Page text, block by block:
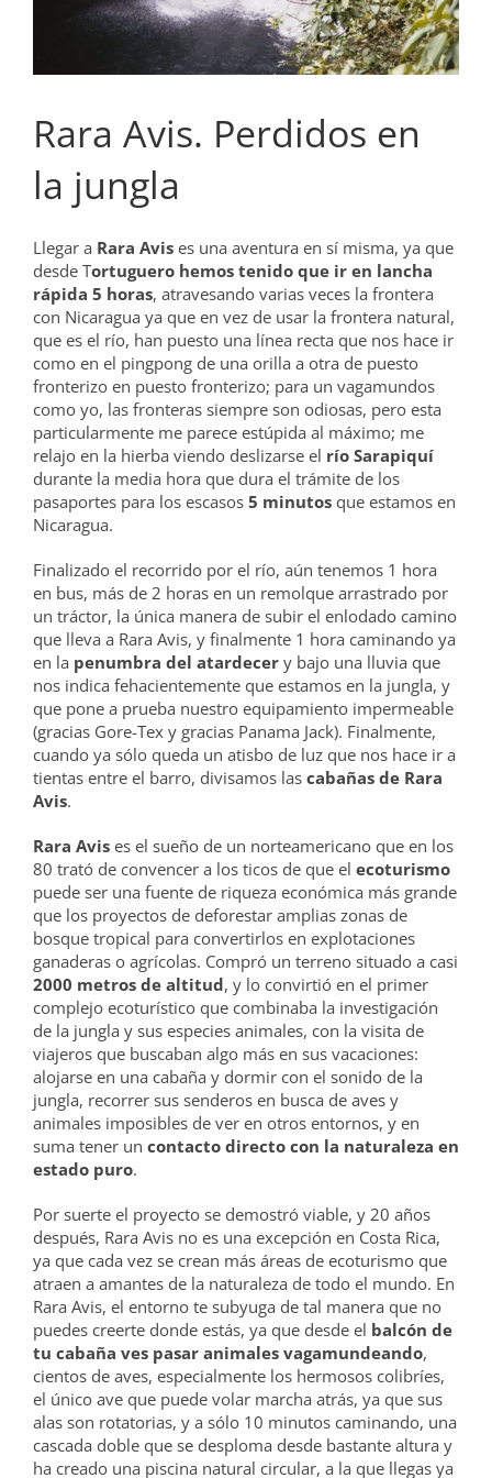
Rara Avis. Perdidos en
la jungla
Llegar a Rara Avis es una aventura en sí misma, ya que
desde Tortuguero hemos tenido que ir en lancha
rápida 5 horas, atravesando varias veces la frontera
con Nicaragua ya que en vez de usar la frontera natural,
que es el río, han puesto una línea recta que nos hace ir
como en el pingpong de una orilla a otra de puesto
fronterizo en puesto fronterizo; para un vagamundos
como yo, las fronteras siempre son odiosas, pero esta
particularmente me parece estúpida al máximo; me
relajo en la hierba viendo deslizarse el río Sarapiquí
durante la media hora que dura el trámite de los
pasaportes para los escasos 5 minutos que estamos en
Nicaragua.
Finalizado el recorrido por el río, aún tenemos 1 hora
en bus, más de 2 horas en un remolque arrastrado por
un tráctor, la única manera de subir el enlodado camino
que lleva a Rara Avis, y finalmente 1 hora caminando ya
en la penumbra del atardecer y bajo una lluvia que
nos indica fehacientemente que estamos en la jungla, y
que pone a prueba nuestro equipamiento impermeable
(gracias Gore-Tex y gracias Panama Jack). Finalmente,
cuando ya sólo queda un atisbo de luz que nos hace ir a
tientas entre el barro, divisamos las cabañas de Rara
Avis.
Rara Avis es el sueño de un norteamericano que en los
80 trató de convencer a los ticos de que el ecoturismo
puede ser una fuente de riqueza económica más grande
que los proyectos de deforestar amplias zonas de
bosque tropical para convertirlos en explotaciones
ganaderas o agrícolas. Compró un terreno situado a casi
2000 metros de altitud, y lo convirtió en el primer
complejo ecoturístico que combinaba la investigación
de la jungla y sus especies animales, con la visita de
viajeros que buscaban algo más en sus vacaciones:
alojarse en una cabaña y dormir con el sonido de la
jungla, recorrer sus senderos en busca de aves y
animales imposibles de ver en otros entornos, y en
suma tener un contacto directo con la naturaleza en
estado puro.
Por suerte el proyecto se demostró viable, y 20 años
después, Rara Avis no es una excepción en Costa Rica,
ya que cada vez se crean más áreas de ecoturismo que
atraen a amantes de la naturaleza de todo el mundo. En
Rara Avis, el entorno te subyuga de tal manera que no
puedes creerte donde estás, ya que desde el balcón de
tu cabaña ves pasar animales vagamundeando,
cientos de aves, especialmente los hermosos colibríes,
el único ave que puede volar marcha atrás, ya que sus
alas son rotatorias, y a sólo 10 minutos caminando, una
cascada doble que se desploma desde bastante altura y
ha creado una piscina natural circular, a la que llegas ya